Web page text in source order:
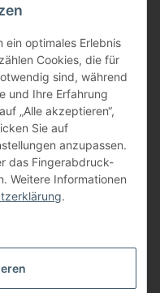
ein optimales Erlebnis
Cookies, die für
sind, während
und Ihre Erfahrung
„Alle akzeptieren“,
Sie auf
anzupassen.
das Fingerabdruck-
Weitere Informationen
.